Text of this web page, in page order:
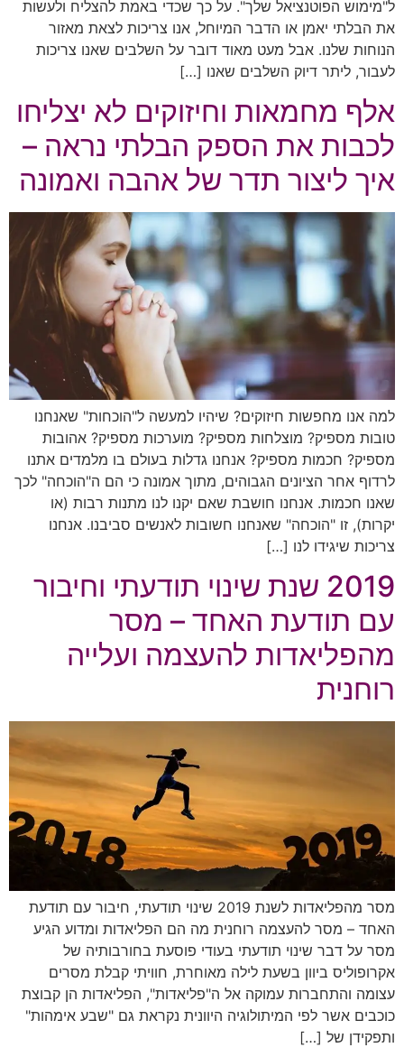
ל"מימוש הפוטנציאל שלך". על כך שכדי באמת להצליח ולעשות
את הבלתי יאמן או הדבר המיוחל, אנו צריכות לצאת מאזור
הנוחות שלנו. אבל מעט מאוד דובר על השלבים שאנו צריכות
לעבור, ליתר דיוק השלבים שאנו […]
אלף מחמאות וחיזוקים לא יצליחו
לכבות את הספק הבלתי נראה –
איך ליצור תדר של אהבה ואמונה
למה אנו מחפשות חיזוקים? שיהיו למעשה ל"הוכחות" שאנחנו
טובות מספיק? מוצלחות מספיק? מוערכות מספיק? אהובות
מספיק? חכמות מספיק? אנחנו גדלות בעולם בו מלמדים אתנו
לרדוף אחר הציונים הגבוהים, מתוך אמונה כי הם ה"הוכחה" לכך
שאנו חכמות. אנחנו חושבת שאם יקנו לנו מתנות רבות (או
יקרות), זו "הוכחה" שאנחנו חשובות לאנשים סביבנו. אנחנו
צריכות שיגידו לנו […]
2019 שנת שינוי תודעתי וחיבור
עם תודעת האחד – מסר
מהפליאדות להעצמה ועלייה
רוחנית
מסר מהפליאדות לשנת 2019 שינוי תודעתי, חיבור עם תודעת
האחד – מסר להעצמה רוחנית מה הם הפליאדות ומדוע הגיע
מסר על דבר שינוי תודעתי בעודי פוסעת בחורבותיה של
אקרופוליס ביוון בשעת לילה מאוחרת, חוויתי קבלת מסרים
עצומה והתחברות עמוקה אל ה"פליאדות", הפליאדות הן קבוצת
כוכבים אשר לפי המיתולוגיה היוונית נקראת גם "שבע אימהות"
ותפקידן של […]